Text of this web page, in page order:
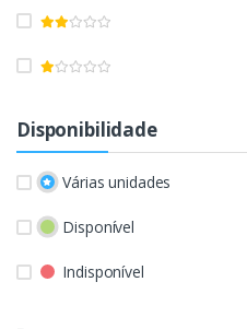
Disponibilidade
Várias unidades
Disponível
Indisponível